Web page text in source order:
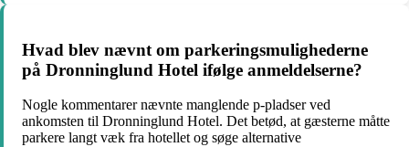
Hvad blev nævnt om parkeringsmulighederne
på Dronninglund Hotel ifølge anmeldelserne?
Nogle kommentarer nævnte manglende p-pladser ved
ankomsten til Dronninglund Hotel. Det betød, at gæsterne måtte
parkere langt væk fra hotellet og søge alternative